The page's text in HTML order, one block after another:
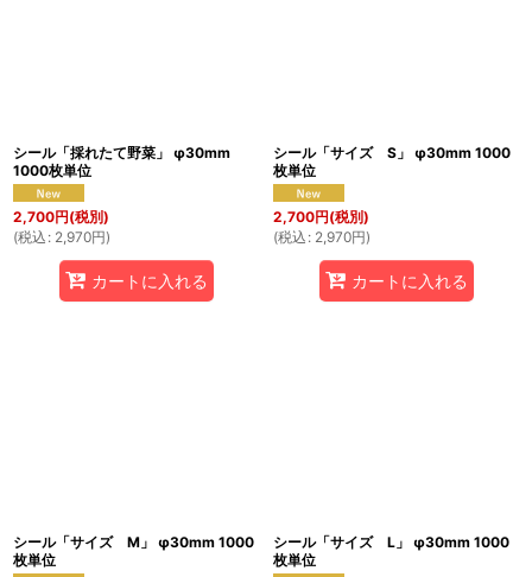
シール「採れたて野菜」 φ30mm
1000枚単位
2,700円(税別)
(税込 : 2,970円)
カートに入れる
シール「サイズ S」 φ30mm 1000
枚単位
2,700円(税別)
(税込 : 2,970円)
カートに入れる
シール「サイズ M」 φ30mm 1000
枚単位
シール「サイズ L」 φ30mm 1000
枚単位